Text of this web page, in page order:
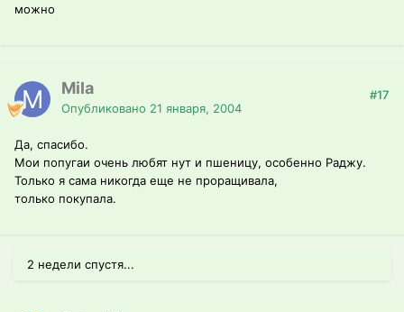
можно
Mila
Опубликовано 21 января, 2004
#17
Да, спасибо.
Мои попугаи очень любят нут и пшеницу, особенно Раджу.
Только я сама никогда еще не проращивала,
только покупала.
2 недели спустя...